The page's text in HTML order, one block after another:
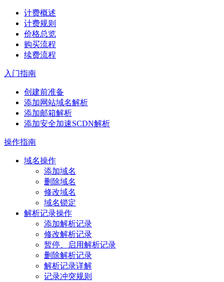
计费概述
计费规则
价格总览
购买流程
续费流程
入门指南
创建前准备
添加网站域名解析
添加邮箱解析
添加安全加速SCDN解析
操作指南
域名操作
添加域名
删除域名
修改域名
域名锁定
解析记录操作
添加解析记录
修改解析记录
暂停、启用解析记录
删除解析记录
解析记录详解
记录冲突规则